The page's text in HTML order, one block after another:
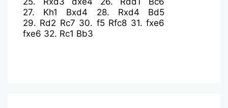
27. Kh1 Bxd4 28. Rxd4
Bd5
29. Rd2 Rc7 30. f5 Rfc8 31.fxe6
fxe6 32. Rc1 Bb3